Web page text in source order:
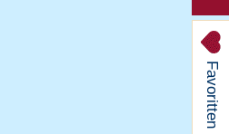
Favoritten